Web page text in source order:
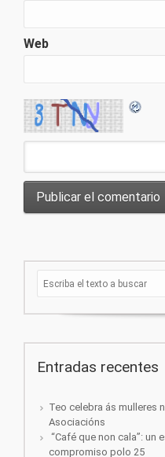
Web
Entradas recentes
Teo celebra ás mulleres
Asociacións
“Café que non cala”: un
compromiso polo 25